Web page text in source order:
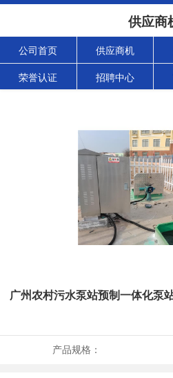
供应商
公司首页 供应商机
荣誉认证 招聘中心
广州农村污水泵站预制一体化泵
产品规格：